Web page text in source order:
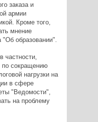
заказа и
армии
Кроме того,
мнение
образовании".
частности,
по сокращению
нагрузки на
в сфере
"Ведомости",
на проблему